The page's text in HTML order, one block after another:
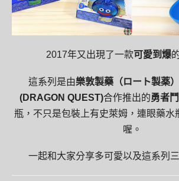
2017年又出現了一款可愛到爆
這系列是由樂敦製藥（ロート製薬）
(DRAGON QUEST)合作推出的勇者
瓶，不只是包裝上有史萊姆，連眼藥水
喔。
一起和大家分享多可愛以及這系列